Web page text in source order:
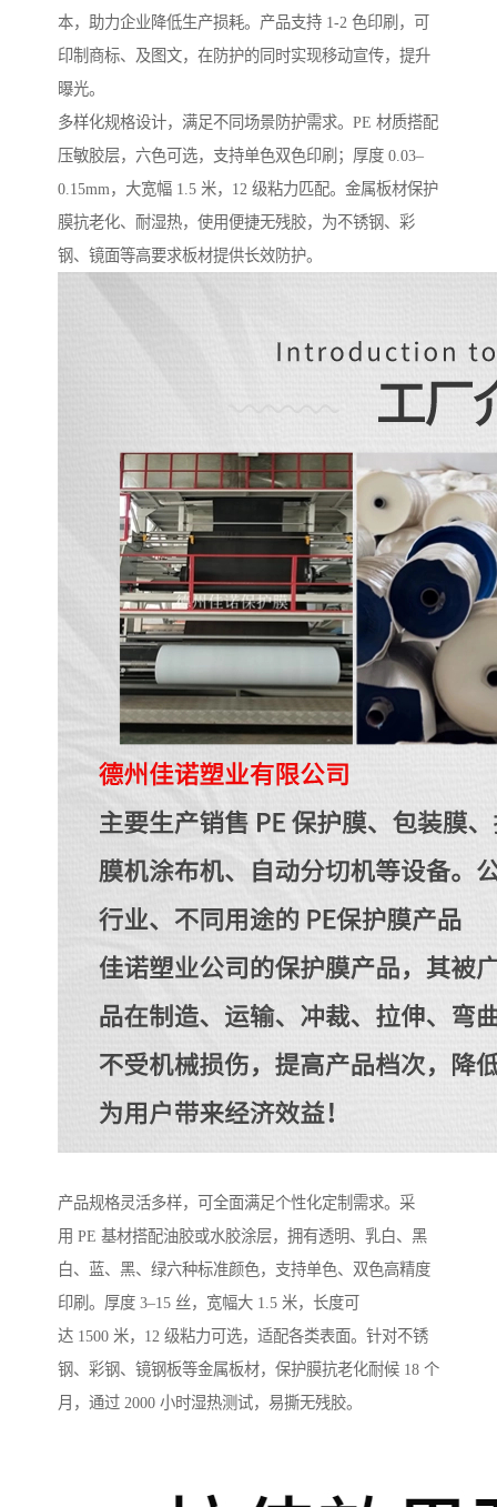
本，助力企业降低生产损耗。产品支持 1-2 色印刷，可
印制商标、及图文，在防护的同时实现移动宣传，提升
曝光。
多样化规格设计，满足不同场景防护需求。PE 材质搭配
压敏胶层，六色可选，支持单色双色印刷；厚度 0.03–
0.15mm，大宽幅 1.5 米，12 级粘力匹配。金属板材保护
膜抗老化、耐湿热，使用便捷无残胶，为不锈钢、彩
钢、镜面等高要求板材提供长效防护。
产品规格灵活多样，可全面满足个性化定制需求。采
用 PE 基材搭配油胶或水胶涂层，拥有透明、乳白、黑
白、蓝、黑、绿六种标准颜色，支持单色、双色高精度
印刷。厚度 3–15 丝，宽幅大 1.5 米，长度可
达 1500 米，12 级粘力可选，适配各类表面。针对不锈
钢、彩钢、镜钢板等金属板材，保护膜抗老化耐候 18 个
月，通过 2000 小时湿热测试，易撕无残胶。